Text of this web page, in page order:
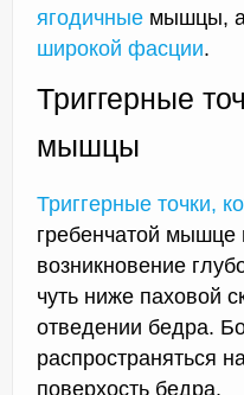
ягодичные мышцы,
широкой фасции.
Триггерные
мышцы
Триггерные точки,
гребенчатой мышце
возникновение
чуть ниже паховой
отведении бедра.
распространяться
поверхость бедра.